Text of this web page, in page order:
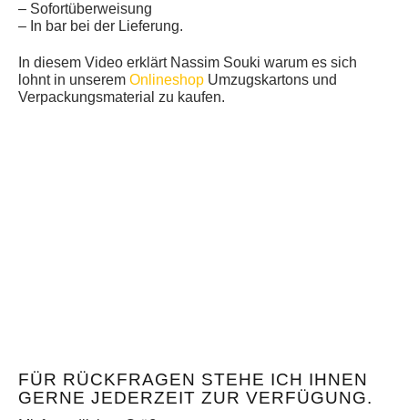
– Sofortüberweisung
– In bar bei der Lieferung.
In diesem Video erklärt Nassim Souki warum es sich
lohnt in unserem Onlineshop Umzugskartons und
Verpackungsmaterial zu kaufen.
FÜR RÜCKFRAGEN STEHE ICH IHNEN
GERNE JEDERZEIT ZUR VERFÜGUNG.